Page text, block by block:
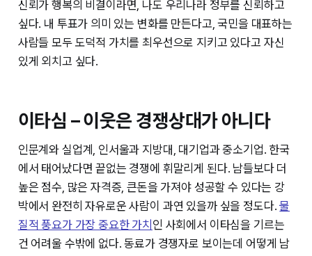
신뢰가 행복의 비결이라면, 나도 우리나라 정부를 신뢰하고
싶다. 내 투표가 의미 있는 변화를 만든다고, 국민을 대표하는
사람들 모두 도덕적 가치를 최우선으로 지키고 있다고 자신
있게 외치고 싶다.
이타심 – 이웃은 경쟁상대가 아니다
인문계와 실업계, 인서울과 지방대, 대기업과 중소기업. 한국
에서 태어났다면 끝없는 경쟁에 휘말리게 된다. 남들보다 더
높은 점수, 많은 자격증, 큰돈을 가져야 성공할 수 있다는 강
박에서 완전히 자유로운 사람이 과연 있을까 싶을 정도다.물
질적 풍요가 가장 중요한 가치 인 사회에서 이타심을 기르는
건 어려울 수밖에 없다. 동료가 경쟁자로 보이는데 어떻게 남